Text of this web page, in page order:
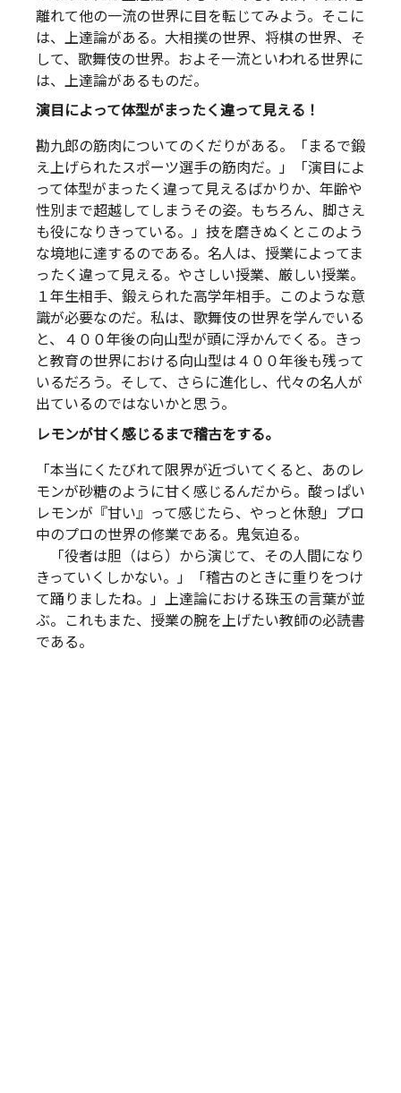
離れて他の一流の世界に目を転じてみよう。そこに
は、上達論がある。大相撲の世界、将棋の世界、そ
して、歌舞伎の世界。およそ一流といわれる世界に
は、上達論があるものだ。
演目によって体型がまったく違って見える！
勘九郎の筋肉についてのくだりがある。「まるで鍛
え上げられたスポーツ選手の筋肉だ。」「演目によ
って体型がまったく違って見えるばかりか、年齢や
性別まで超越してしまうその姿。もちろん、脚さえ
も役になりきっている。」技を磨きぬくとこのよう
な境地に達するのである。名人は、授業によってま
ったく違って見える。やさしい授業、厳しい授業。
１年生相手、鍛えられた高学年相手。このような意
識が必要なのだ。私は、歌舞伎の世界を学んでいる
と、４００年後の向山型が頭に浮かんでくる。きっ
と教育の世界における向山型は４００年後も残って
いるだろう。そして、さらに進化し、代々の名人が
出ているのではないかと思う。
レモンが甘く感じるまで稽古をする。
「本当にくたびれて限界が近づいてくると、あのレ
モンが砂糖のように甘く感じるんだから。酸っぱい
レモンが『甘い』って感じたら、やっと休憩」プロ
中のプロの世界の修業である。鬼気迫る。
「役者は胆（はら）から演じて、その人間になり
きっていくしかない。」「稽古のときに重りをつけ
て踊りましたね。」上達論における珠玉の言葉が並
ぶ。これもまた、授業の腕を上げたい教師の必読書
である。